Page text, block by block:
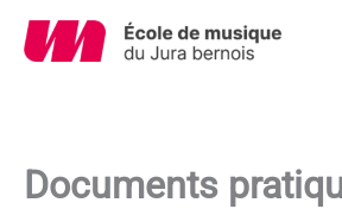
Aller
Documents